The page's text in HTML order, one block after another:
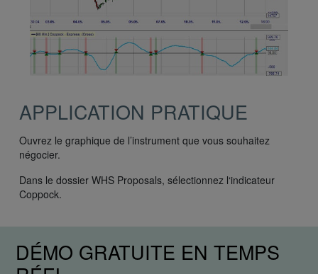
APPLICATION PRATIQUE
Ouvrez le graphique de l’instrument que vous souhaitez
négocier.
Dans le dossier WHS Proposals, sélectionnez l‘indicateur
Coppock.
DÉMO GRATUITE EN TEMPS